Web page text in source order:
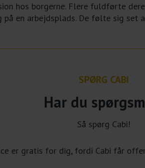
hos borgerne. Flere fuldførte
en arbejdsplads. De følte sig set
SPØRG CABI
Har du
Så spørg Cabi!
er gratis for dig, fordi Cabi får